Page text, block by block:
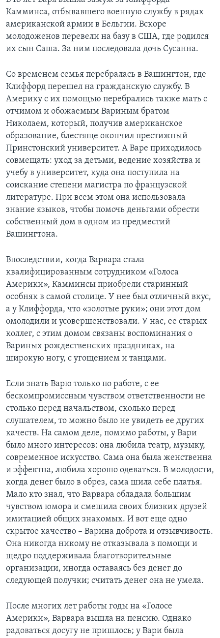
Камминса, отбывавшего военную службу в рядах
американской армии в Бельгии. Вскоре
молодоженов перевели на базу в США, где родился
их сын Саша. За ним последовала дочь Сусанна.
Со временем семья перебралась в Вашингтон, где
Клиффорд перешел на гражданскую службу. В
Америку с их помощью перебрались также мать с
отчимом и обожаемым Вариным братом
Николаем, который, получив американское
образование, блестяще окончил престижный
Принстонский университет. A Варе приходилось
совмещать: уход за детьми, ведение хозяйства и
учебу в университет, куда она поступила на
соискание степени магистра по французской
литературе. При всем этом она использовала
знание языков, чтобы помочь деньгами обрести
собственный дом в одном из предместий
Вашингтона.
Впоследствии, когда Варвара стала
квалифицированным сотрудником «Голоса
Америки», Камминсы приобрели старинный
особняк в самой столице. У нее был отличный вкус,
а у Клиффорда, что «золотые руки»; они этот дом
омолодили и усовершенствовали. У нас, ее старых
коллег, с этим домом связаны воспоминания о
Вариных рождественских праздниках, на
широкую ногу, с угощением и танцами.
Если знать Варю только по работе, с ее
бескомпромиссным чувством ответственности не
столько перед начальством, сколько перед
слушателем, то можно было не увидеть ее других
качеств. На самом деле, помимо работы, у Вари
было много интересов: она любила театр, музыку,
современное искусство. Сама она была женственна
и эффектна, любила хорошо одеваться. В молодости,
когда денег было в обрез, сама шила себе платья.
Мало кто знал, что Варвара обладала большим
чувством юмора и смешила своих близких друзей
имитацией общих знакомых. И вот еще одно
скрытое качество – Варина доброта и отзывчивость.
Она никогда никому не отказывала в помощи и
щедро поддерживала благотворительные
организации, иногда оставаясь без денег до
следующей получки; считать денег она не умела.
После многих лет работы годы на «Голосе
Америки», Варвара вышла на пенсию. Однако
радоваться досугу не пришлось; у Вари была